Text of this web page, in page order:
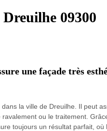
09300
une façade très
la ville de Dreuilhe. Il peut
ou le traitement.
toujours un résultat parfait,